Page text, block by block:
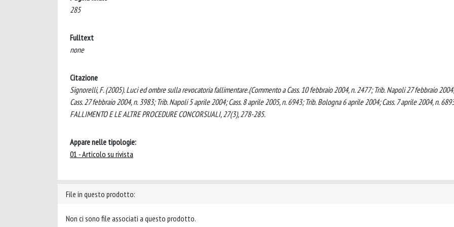
285
Fulltext
none
Citazione
Signorelli, F. (2005). Luci ed ombre sulla revocatoria fallimentare.(Commento a Cass. 10 febbraio 2004, n. 2477; Trib. Napoli 27 febbraio 2004;
Cass. 27 febbraio 2004, n. 3983; Trib. Napoli 5 aprile 2004; Cass. 8 aprile 2005, n. 6943; Trib. Bologna 6 aprile 2004; Cass. 7 aprile 2004, n.
FALLIMENTO E LE ALTRE PROCEDURE CONCORSUALI, 27(3), 278-285.
Appare nelle tipologie:
01 - Articolo su rivista
File in questo prodotto:
Non ci sono file associati a questo prodotto.